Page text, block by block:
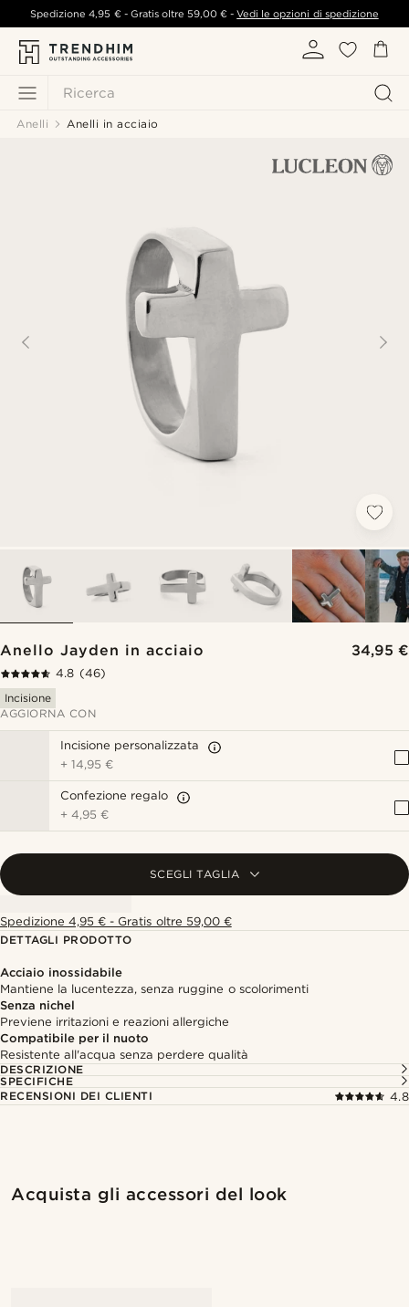
Ricerca
Spedizione4,95 €- Gratis oltre 59,00 € -Vedi le opzioni di spedizione
Anelli Anelli in acciaio
Anello Jayden in acciaio 34,95 €
4.8 (46)
Incisione
AGGIORNA CON
Incisione personalizzata
+14,95 €
Confezione regalo
+4,95 €
SCEGLI TAGLIA
Spedizione 4,95 € - Gratis oltre 59,00 €
DETTAGLI PRODOTTO
Acciaio inossidabile
Mantiene la lucentezza, senza ruggine o scolorimenti
Senza nichel
Previene irritazioni e reazioni allergiche
Compatibile per il nuoto
Resistente all'acqua senza perdere qualità
DESCRIZIONE
SPECIFICHE
RECENSIONI DEI CLIENTI
4.8
Acquista gli accessori del look